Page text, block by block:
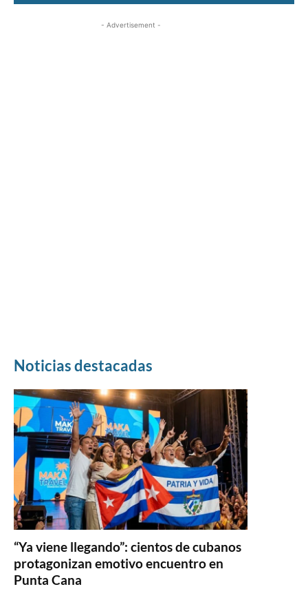
- Advertisement -
Noticias destacadas
“Ya viene llegando”: cientos de cubanos
protagonizan emotivo encuentro en
Punta Cana